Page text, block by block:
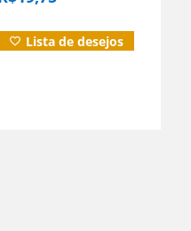
Lista de desejos